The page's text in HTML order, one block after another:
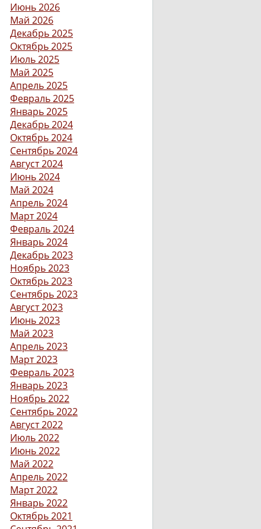
Июнь 2026
Май 2026
Декабрь 2025
Октябрь 2025
Июль 2025
Май 2025
Апрель 2025
Февраль 2025
Январь 2025
Декабрь 2024
Октябрь 2024
Сентябрь 2024
Август 2024
Июнь 2024
Май 2024
Апрель 2024
Март 2024
Февраль 2024
Январь 2024
Декабрь 2023
Ноябрь 2023
Октябрь 2023
Сентябрь 2023
Август 2023
Июнь 2023
Май 2023
Апрель 2023
Март 2023
Февраль 2023
Январь 2023
Ноябрь 2022
Сентябрь 2022
Август 2022
Июль 2022
Июнь 2022
Май 2022
Апрель 2022
Март 2022
Январь 2022
Октябрь 2021